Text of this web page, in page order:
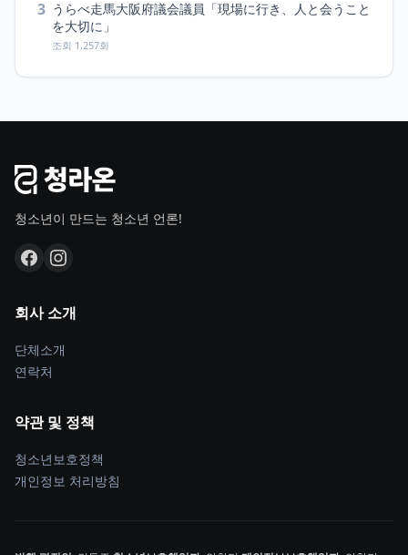
3 うらべ走馬大阪府議会議員「現場に行き、人と会うこと
を大切に」
조회 1,257회
청소년이 만드는 청소년 언론!
회사 소개
단체소개
연락처
약관 및 정책
청소년보호정책
개인정보 처리방침